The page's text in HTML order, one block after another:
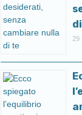
29